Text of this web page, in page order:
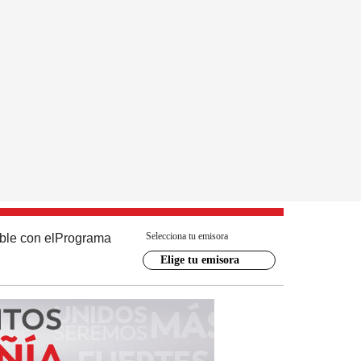
con el Programa Selecciona tu emisora
Elige tu emisora